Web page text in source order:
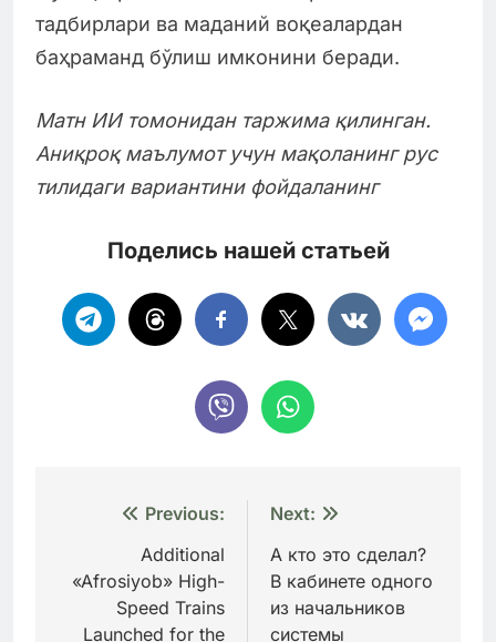
тадбирлари ва маданий воқеалардан
баҳраманд бўлиш имконини беради.
Матн ИИ томонидан таржима қилинган.
Аниқроқ маълумот учун мақоланинг рус
тилидаги вариантини фойдаланинг
Поделись нашей статьей
Навигация
записям
Previous:
Additional
«Afrosiyob» High-
Speed Trains
Launched for the
Next:
А кто это сделал?
В кабинете одного
из начальников
системы